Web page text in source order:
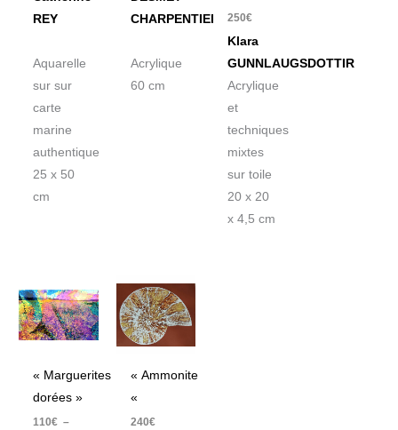
REY
Aquarelle
sur sur
carte
marine
authentique
25 x 50
cm
CHARPENTIER
Acrylique
60 cm
250€
Klara
GUNNLAUGSDOTTIR
Acrylique
et
techniques
mixtes
sur toile
20 x 20
x 4,5 cm
« Marguerites
dorées »
110€ –
de
prix :
110€
à
« Ammonite
«
240€